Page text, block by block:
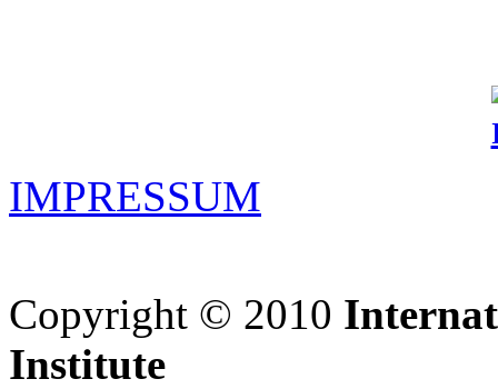
IMPRESSUM
Copyright © 2010
Institute